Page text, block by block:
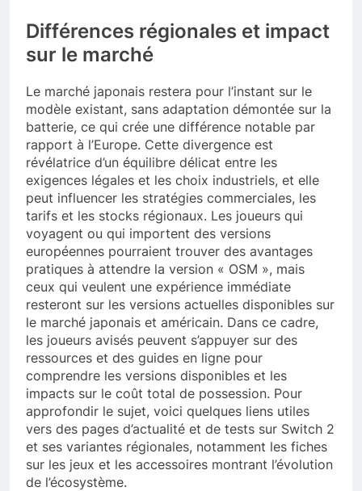
Différences régionales et impact
sur le marché
Le marché japonais restera pour l’instant sur le
modèle existant, sans adaptation démontée sur la
batterie, ce qui crée une différence notable par
rapport à l’Europe. Cette divergence est
révélatrice d’un équilibre délicat entre les
exigences légales et les choix industriels, et elle
peut influencer les stratégies commerciales, les
tarifs et les stocks régionaux. Les joueurs qui
voyagent ou qui importent des versions
européennes pourraient trouver des avantages
pratiques à attendre la version « OSM », mais
ceux qui veulent une expérience immédiate
resteront sur les versions actuelles disponibles sur
le marché japonais et américain. Dans ce cadre,
les joueurs avisés peuvent s’appuyer sur des
ressources et des guides en ligne pour
comprendre les versions disponibles et les
impacts sur le coût total de possession. Pour
approfondir le sujet, voici quelques liens utiles
vers des pages d’actualité et de tests sur Switch 2
et ses variantes régionales, notamment les fiches
sur les jeux et les accessoires montrant l’évolution
de l’écosystème.